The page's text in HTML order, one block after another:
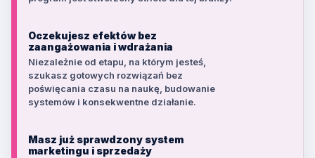
Oczekujesz efektów bez
zaangażowania i wdrażania
Niezależnie od etapu, na którym jesteś,
szukasz gotowych rozwiązań bez
poświęcania czasu na naukę, budowanie
systemów i konsekwentne działanie.
Masz już sprawdzony system
marketingu i sprzedaży